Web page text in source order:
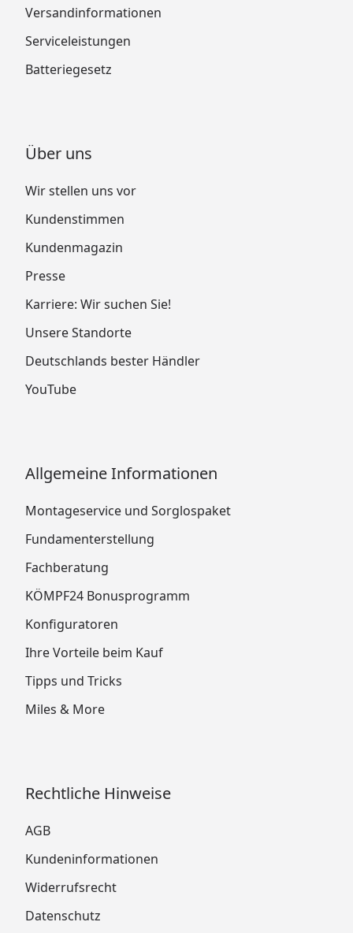
Versandinformationen
Serviceleistungen
Batteriegesetz
Über uns
Wir stellen uns vor
Kundenstimmen
Kundenmagazin
Presse
Karriere: Wir suchen Sie!
Unsere Standorte
Deutschlands bester Händler
YouTube
Allgemeine Informationen
Montageservice und Sorglospaket
Fundamenterstellung
Fachberatung
KÖMPF24 Bonusprogramm
Konfiguratoren
Ihre Vorteile beim Kauf
Tipps und Tricks
Miles & More
Rechtliche Hinweise
AGB
Kundeninformationen
Widerrufsrecht
Datenschutz